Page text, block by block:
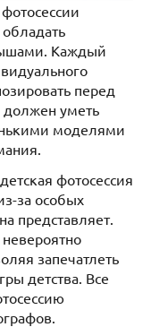
Каждый
перед
уметь
моделями
фотосессия
за особых
представляет.
запечатлеть
детства. Все